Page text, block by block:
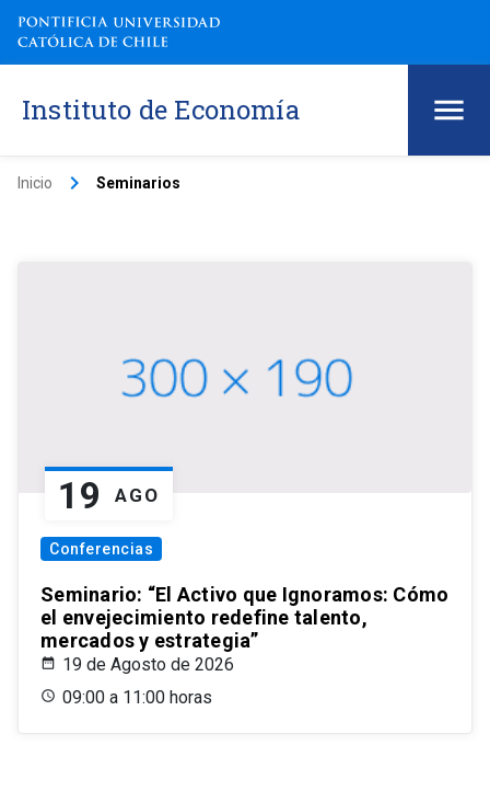
Instituto de Economía
Inicio keyboard_arrow_right Seminarios
19 AGO
Conferencias
Seminario: “El Activo que Ignoramos: Cómo
el envejecimiento redefine talento,
mercados y estrategia”
19 de Agosto de 2026
09:00 a 11:00 horas